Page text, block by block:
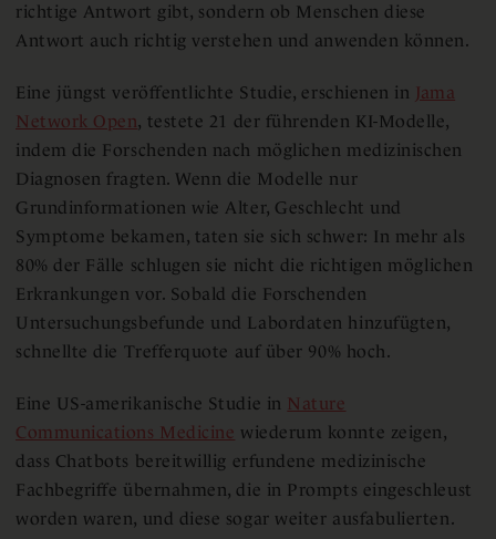
richtige Antwort gibt, sondern ob Menschen diese
Antwort auch richtig verstehen und anwenden können.
Eine jüngst veröffentlichte Studie, erschienen in Jama
Network Open, testete 21 der führenden KI-Modelle,
indem die Forschenden nach möglichen medizinischen
Diagnosen fragten. Wenn die Modelle nur
Grundinformationen wie Alter, Geschlecht und
Symptome bekamen, taten sie sich schwer: In mehr als
80% der Fälle schlugen sie nicht die richtigen möglichen
Erkrankungen vor. Sobald die Forschenden
Untersuchungsbefunde und Labordaten hinzufügten,
schnellte die Trefferquote auf über 90% hoch.
Eine US-amerikanische Studie in Nature
Communications Medicine wiederum konnte zeigen,
dass Chatbots bereitwillig erfundene medizinische
Fachbegriffe übernahmen, die in Prompts eingeschleust
worden waren, und diese sogar weiter ausfabulierten.